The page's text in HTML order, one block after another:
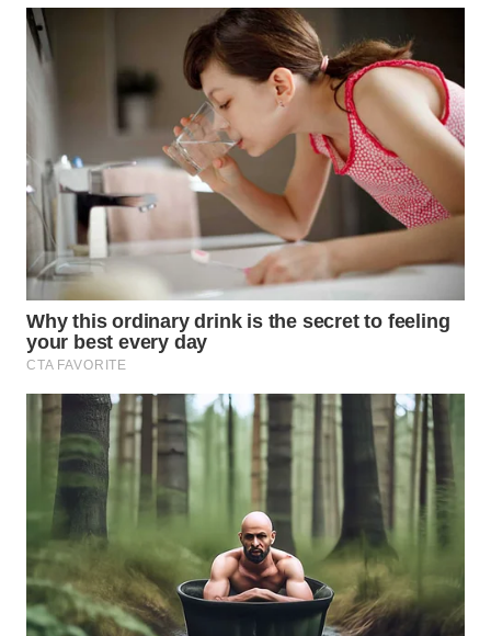
WN
TAPANULI
SELATAN
LESUNG
WN
KARO
WN
SIMALUNGUN
LABUHANBATU
WN
TAPANULI
TENGAH
WN DELI
SERDANG